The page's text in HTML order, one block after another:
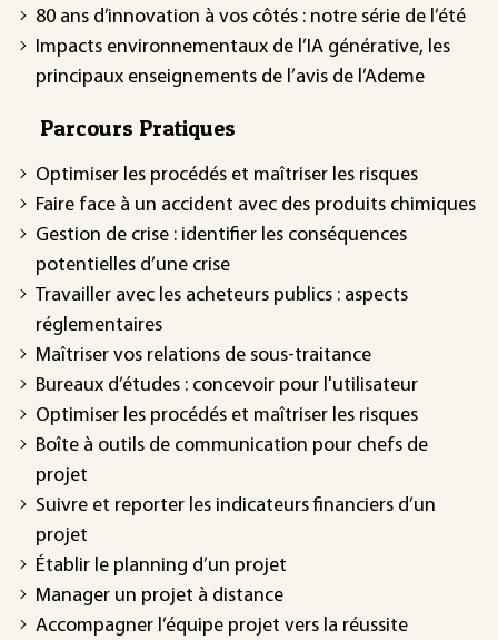
80 ans d’innovation à vos côtés : notre série de l’été
Impacts environnementaux de l’IA générative, les
principaux enseignements de l’avis de l’Ademe
Parcours Pratiques
Optimiser les procédés et maîtriser les risques
Faire face à un accident avec des produits chimiques
Gestion de crise : identifier les conséquences
potentielles d’une crise
Travailler avec les acheteurs publics : aspects
réglementaires
Maîtriser vos relations de sous-traitance
Bureaux d’études : concevoir pour l'utilisateur
Optimiser les procédés et maîtriser les risques
Boîte à outils de communication pour chefs de
projet
Suivre et reporter les indicateurs financiers d’un
projet
Établir le planning d’un projet
Manager un projet à distance
Accompagner l’équipe projet vers la réussite